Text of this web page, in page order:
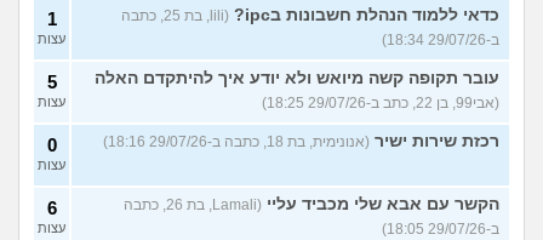
כדאי ללמוד הנהלת חשבונות בipc?
(lili, בת 25, כתבה
ב-29/07/26 18:34)
1
עצות
עובר תקופה קשה מיואש ולא יודע איך להיתקדם האלה
(אבי99, בן 22, כתב ב-29/07/26 18:25)
5
עצות
רכזת שירות ישיר (אנונימית, בת 18, כתבה ב-29/07/26 18:16) 0
עצות
הקשר עם אבא שלי מכביד עליי
(Lamali, בת 26, כתבה
ב-29/07/26 18:05)
6
עצות